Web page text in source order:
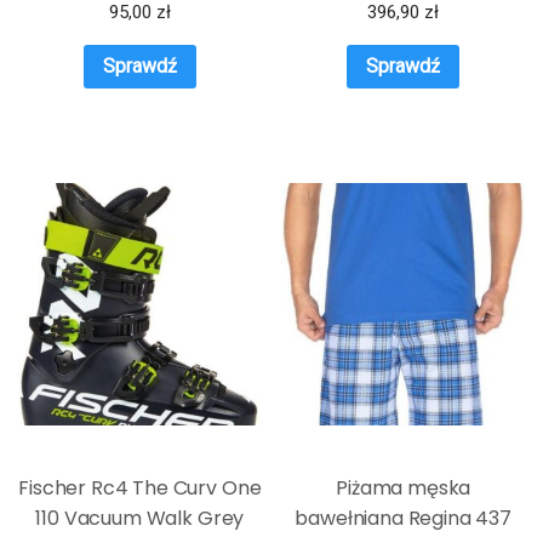
95,00 zł
Sprawdź
396,90 zł
Sprawdź
Fischer Rc4 The Curv One
110 Vacuum Walk Grey
Piżama męska
bawełniana Regina 437